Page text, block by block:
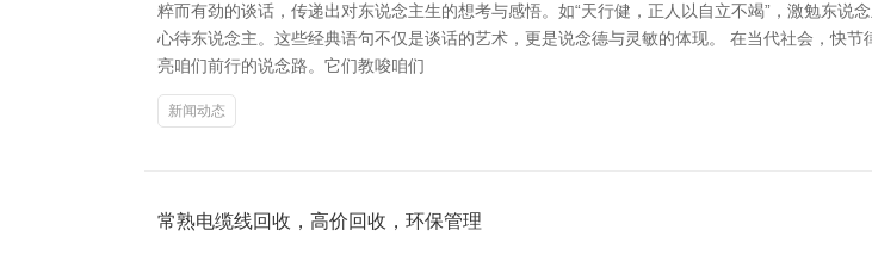
粹而有劲的谈话，传递出对东说念主生的想考与感悟。如“天行健，正人以自立不竭”，激勉东说
心待东说念主。这些经典语句不仅是谈话的艺术，更是说念德与灵敏的体现。 在当代社会，快
亮咱们前行的说念路。它们教唆咱们
新闻动态
常熟电缆线回收，高价回收，环保管理